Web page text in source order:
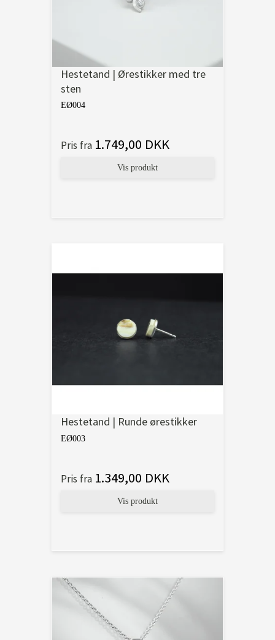
Hestetand | Ørestikker med tre
sten
EØ004
Pris fra 1.749,00 DKK
Vis produkt
Hestetand | Runde ørestikker
EØ003
Pris fra 1.349,00 DKK
Vis produkt